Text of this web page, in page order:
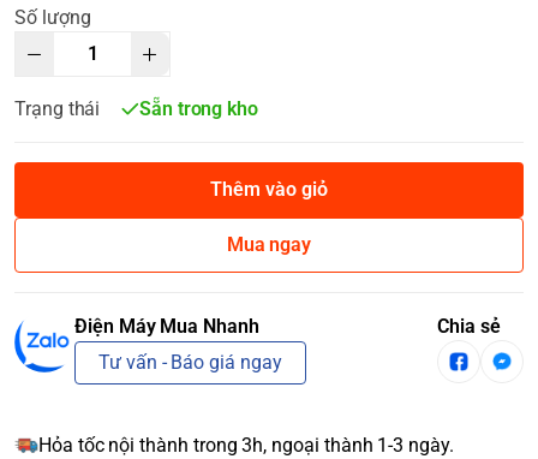
Số lượng
Trạng thái Sẵn trong kho
Thêm vào giỏ
Mua ngay
Điện Máy Mua Nhanh
Tư vấn - Báo giá ngay
Chia sẻ
Hỏa tốc nội thành trong 3h, ngoại thành 1-3 ngày.